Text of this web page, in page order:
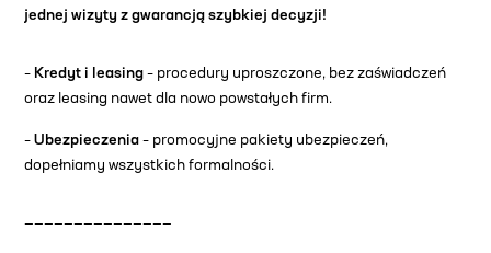
jednej wizyty z gwarancją szybkiej decyzji!
– Kredyt i leasing– procedury uproszczone, bez zaświadczeń
oraz leasing nawet dla nowo powstałych firm.
–Ubezpieczenia– promocyjne pakiety ubezpieczeń,
dopełniamy wszystkich formalności.
———————————————